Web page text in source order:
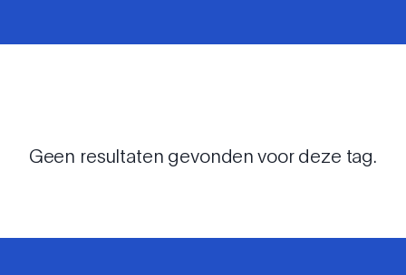
Geen resultaten gevonden voor deze tag.